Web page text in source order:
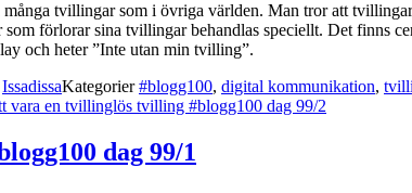
tvillingar som i övriga världen. Man tror att
förlorar sina tvillingar behandlas speciellt. Det finns
och heter ”Inte utan min tvilling”.
IssadissaKategorier#blogg100, digital kommunikation,
vara en tvillinglös tvilling #blogg100 dag 99/2
dag 99/1